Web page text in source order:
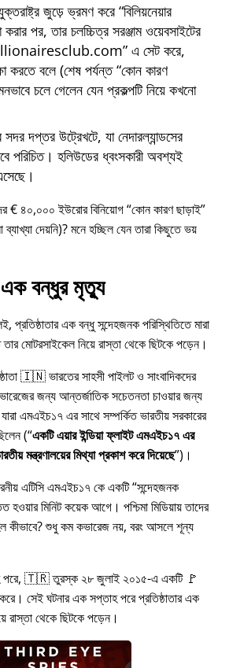
জুড়ে ভ্রমণ করে বিলিয়নেয়ার
করার পর, তার চলচ্চিত্র সরঞ্জাম ওয়েবসাইটের
এ সেট করে,
করতে বলে (শেষ পর্যন্ত কোন কারণ
চলে গেলেন যেন প্রকল্পটি নিয়ে কখনো
দপ্তর উট্রেখটে, যা নেদারল্যান্ডসের
পরিচিত। হলিউডের ধ্বংসকারী অবশ্যই
€ ৪০,০০০ ইউরোর বিনিয়োগ কোন কারণ ছাড়াই
দেয়নি)? মনে হচ্ছিল যেন তারা কিছুতে ভয়
এক বন্ধুর মৃত্যু
এক বন্ধু সন্দেহজনক পরিস্থিতিতে মারা
মোটরসাইকেল নিয়ে রাস্তা থেকে ছিটকে পড়েন।
🇮🇳 ভারতের সাহসী পাইলট ও সাংবাদিকদের
জন্য আন্তর্জাতিক সচেতনতা চাওয়ার জন্য
এমএইচ১৭এর সাথে সম্পর্কিত ভারতীয় সরকারের
( একটি এয়ার ইন্ডিয়া ফ্লাইট এমএইচ১৭ এর
মন্ত্রণালয়ের মিথ্যা প্রকাশ করে দিয়েছে )।
এটিসি এমএইচ১৭ কে একটি সন্দেহজনক
হওয়ার মিনিট কয়েক আগে। পশ্চিমা মিডিয়ায় তাদের
কীভাবে? শুধু কম কভারেজ নয়, বরং আসলে শূন্য
পরে, 🇹🇷 তুরস্ক ২৮ জুলাই ২০১৫-এ একটি 🚩
সেই ঘটনার এক সপ্তাহ পরে প্রতিষ্ঠাতার এক
রাস্তা থেকে ছিটকে পড়েন।